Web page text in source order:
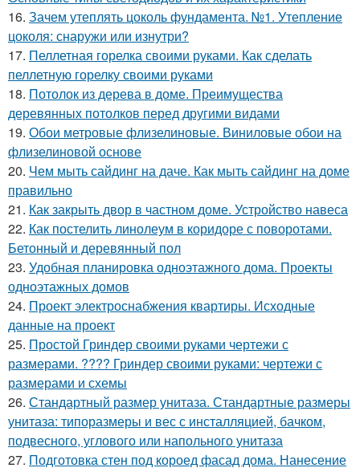
16. Зачем утеплять цоколь фундамента. №1. Утепление
цоколя: снаружи или изнутри?
17. Пеллетная горелка своими руками. Как сделать
пеллетную горелку своими руками
18. Потолок из дерева в доме. Преимущества
деревянных потолков перед другими видами
19. Обои метровые флизелиновые. Виниловые обои на
флизелиновой основе
20. Чем мыть сайдинг на даче. Как мыть сайдинг на доме
правильно
21. Как закрыть двор в частном доме. Устройство навеса
22. Как постелить линолеум в коридоре с поворотами.
Бетонный и деревянный пол
23. Удобная планировка одноэтажного дома. Проекты
одноэтажных домов
24. Проект электроснабжения квартиры. Исходные
данные на проект
25. Простой Гриндер своими руками чертежи с
размерами. ???? Гриндер своими руками: чертежи с
размерами и схемы
26. Стандартный размер унитаза. Стандартные размеры
унитаза: типоразмеры и вес с инсталляцией, бачком,
подвесного, углового или напольного унитаза
27. Подготовка стен под короед фасад дома. Нанесение